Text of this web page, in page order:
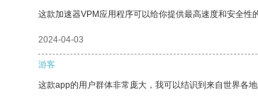
这款加速器VPM应用程序可以给你提供最高速度和安全性
2024-04-03
游客
这款app的用户群体非常庞大，我可以结识到来自世界各地